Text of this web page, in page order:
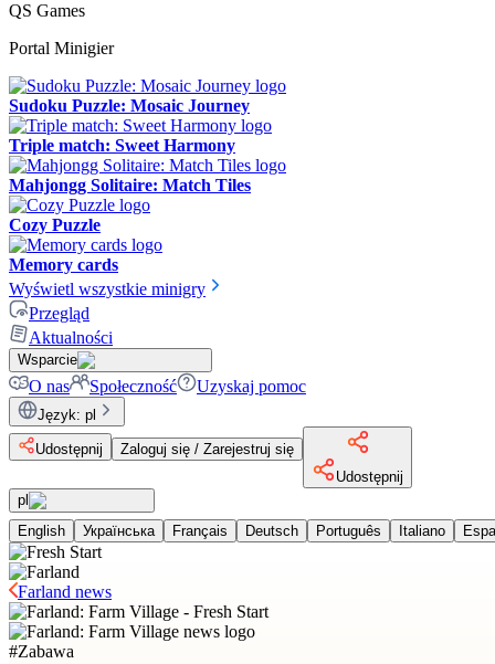
QS Games
Portal Minigier
Sudoku Puzzle: Mosaic Journey
Triple match: Sweet Harmony
Mahjongg Solitaire: Match Tiles
Cozy Puzzle
Memory cards
Wyświetl wszystkie minigry
Przegląd
Aktualności
Wsparcie
O nas Społeczność Uzyskaj pomoc
Język: pl
Udostępnij
Zaloguj się / Zarejestruj się
Udostępnij
pl
English
Українська Français Deutsch Português Italiano
Farland news
#Zabawa